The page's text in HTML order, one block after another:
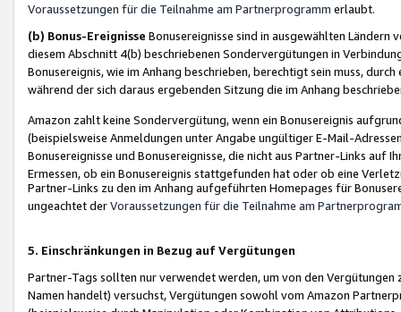
Voraussetzungen für die Teilnahme am Partnerprogramm erlaubt.
(b) Bonus-Ereignisse Bonusereignisse sind in ausgewählten Ländern
diesem Abschnitt 4(b) beschriebenen Sondervergütungen in
Bonusereignis, wie im Anhang beschrieben, berechtigt sein muss,
während der sich daraus ergebenden Sitzung die im Anhang
Amazon zahlt keine Sondervergütung, wenn ein Bonusereignis
(beispielsweise Anmeldungen unter Angabe ungültiger E-Mail-
Bonusereignisse und Bonusereignisse, die nicht aus Partner-Links auf
Ermessen, ob ein Bonusereignis stattgefunden hat oder ob eine
Partner-Links zu den im Anhang aufgeführten Homepages für
ungeachtet derVoraussetzungen für die Teilnahme am
5. Einschränkungen in Bezug auf Vergütungen
Partner-Tags sollten nur verwendet werden, um von den
Namen handelt) versuchst, Vergütungen sowohl vom Amazon